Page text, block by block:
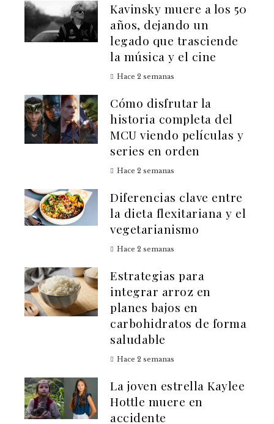
Kavinsky muere a los 50
años, dejando un
legado que trasciende
la música y el cine
Hace 2 semanas
Cómo disfrutar la
historia completa del
MCU viendo películas y
series en orden
Hace 2 semanas
Diferencias clave entre
la dieta flexitariana y el
vegetarianismo
Hace 2 semanas
Estrategias para
integrar arroz en
planes bajos en
carbohidratos de forma
saludable
Hace 2 semanas
La joven estrella Kaylee
Hottle muere en
accidente